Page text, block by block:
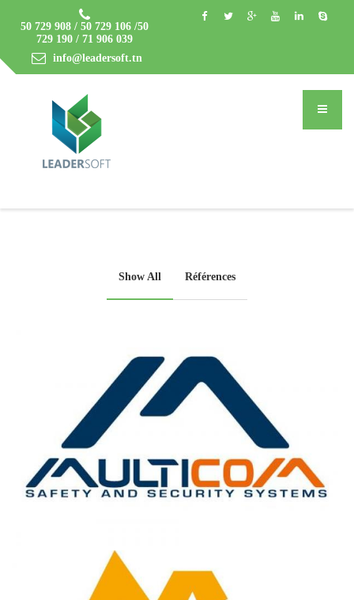
50 729 908 / 50 729 106 /50
729 190 / 71 906 039
info@leadersoft.tn
Show All Références